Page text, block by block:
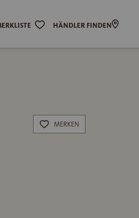
HÄNDLER FINDEN
MERKEN